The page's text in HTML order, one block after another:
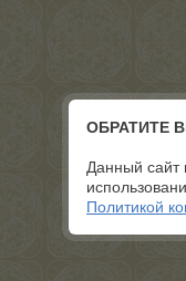
ОБРАТИТЕ
Данный сайт
Политикой